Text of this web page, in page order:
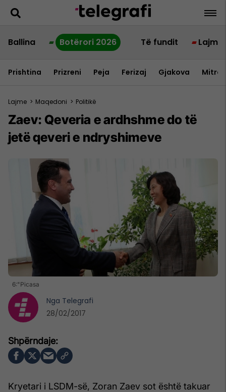
Ballina Botërori 2026 Të fundit Lajme
Prishtina Prizreni Peja Ferizaj Gjakova
Lajme > Maqedoni > Politikë
Zaev: Qeveria e ardhshme do të
jetë qeveri e ndryshimeve
6:"Picasa
Kryetari i LSDM-së, Zoran Zaev sot është takuar
Nga Telegrafi
28/02/2017